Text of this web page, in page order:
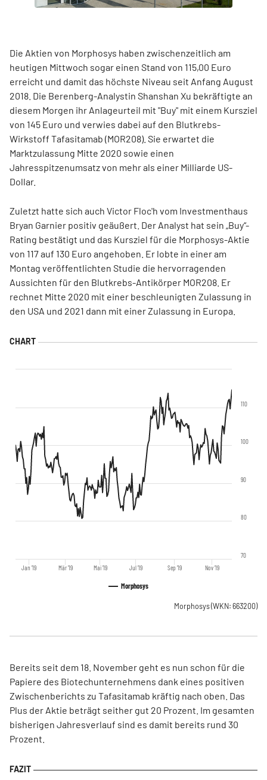
Die Aktien von Morphosys haben zwischenzeitlich am
heutigen Mittwoch sogar einen Stand von 115,00 Euro
erreicht und damit das höchste Niveau seit Anfang August
2018. Die Berenberg-Analystin Shanshan Xu bekräftigte an
diesem Morgen ihr Anlageurteil mit "Buy" mit einem Kursziel
von 145 Euro und verwies dabei auf den Blutkrebs-
Wirkstoff Tafasitamab (MOR208). Sie erwartet die
Marktzulassung Mitte 2020 sowie einen
Jahresspitzenumsatz von mehr als einer Milliarde US-
Dollar.
Zuletzt hatte sich auch Victor Floc'h vom Investmenthaus
Bryan Garnier positiv geäußert. Der Analyst hat sein „Buy“-
Rating bestätigt und das Kursziel für die Morphosys-Aktie
von 117 auf 130 Euro angehoben. Er lobte in einer am
Montag veröffentlichten Studie die hervorragenden
Aussichten für den Blutkrebs-Antikörper MOR208. Er
rechnet Mitte 2020 mit einer beschleunigten Zulassung in
den USA und 2021 dann mit einer Zulassung in Europa.
Morphosys
Jan '19 Mär '19 Mai '19 Jul '19 Sep '19 Nov '19
70
80
90
100
110
Morphosys(WKN: 663200)
Bereits seit dem 18. November geht es nun schon für die
Papiere des Biotechunternehmens dank eines positiven
Zwischenberichts zu Tafasitamab kräftig nach oben. Das
Plus der Aktie beträgt seither gut 20 Prozent. Im gesamten
bisherigen Jahresverlauf sind es damit bereits rund 30
Prozent.